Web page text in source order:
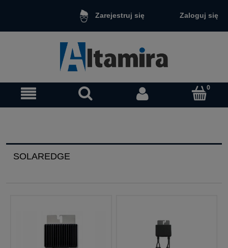
Zarejestruj się Zaloguj się
SOLAREDGE